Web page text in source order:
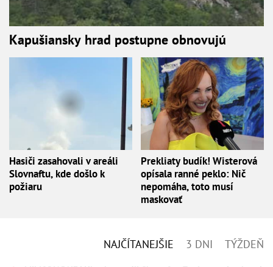
Kapušiansky hrad postupne obnovujú
Hasiči zasahovali v areáli
Slovnaftu, kde došlo k
požiaru
Prekliaty budík! Wisterová
opísala ranné peklo: Nič
nepomáha, toto musí
maskovať
NAJČÍTANEJŠIE 3 DNI TÝŽDEŇ